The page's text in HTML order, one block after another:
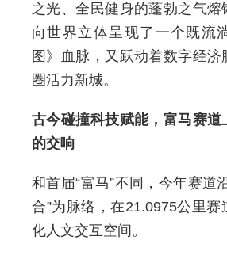
之光、全民健身的蓬勃之气熔
向世界立体呈现了一个既流
图》血脉，又跃动着数字经
圈活力新城。
古今碰撞科技赋能，富马赛道
的交响
和首届“富马”不同，今年赛道
合”为脉络，在21.0975公里
化人文交互空间。